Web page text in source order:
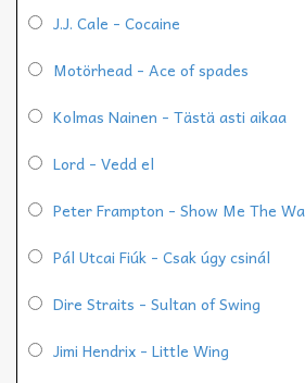
J.J. Cale - Cocaine
Motörhead - Ace of spades
Kolmas Nainen - Tästä asti aikaa
Lord - Vedd el
Peter Frampton - Show Me The
Pál Utcai Fiúk - Csak úgy csinál
Dire Straits - Sultan of Swing
Jimi Hendrix - Little Wing